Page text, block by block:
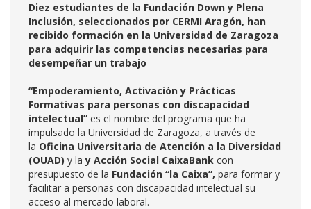
Diez estudiantes de la Fundación Down y Plena
Inclusión, seleccionados por CERMI Aragón, han
recibido formación en la Universidad de Zaragoza
para adquirir las competencias necesarias para
desempeñar un trabajo
“Empoderamiento, Activación y Prácticas
Formativas para personas con discapacidad
intelectual” es el nombre del programa que ha
impulsado la Universidad de Zaragoza, a través de
la Oficina Universitaria de Atención a la Diversidad
(OUAD) y lay Acción Social CaixaBank con
presupuesto de la Fundación “la Caixa”, para formar y
facilitar a personas con discapacidad intelectual su
acceso al mercado laboral.